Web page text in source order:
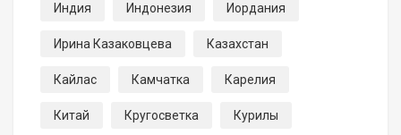
Индия Индонезия Иордания
Ирина Казаковцева Казахстан
Кайлас Камчатка Карелия
Китай Кругосветка Курилы